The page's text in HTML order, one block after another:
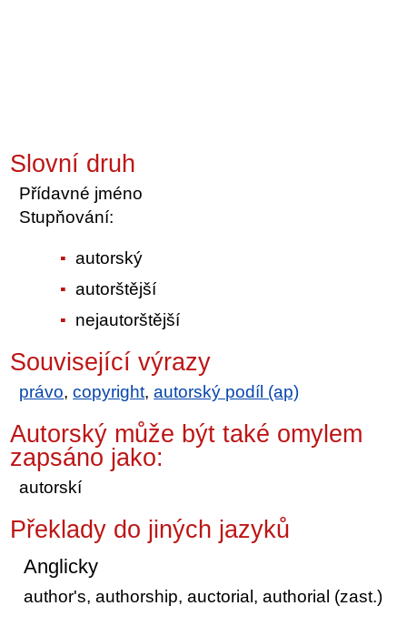
Slovní druh
Přídavné jméno
Stupňování:
autorský
autorštější
nejautorštější
Související výrazy
právo,copyright,autorský podíl (ap)
Autorský může být také omylem
zapsáno jako:
autorskí
Překlady do jiných jazyků
Anglicky
author's, authorship, auctorial, authorial (zast.)